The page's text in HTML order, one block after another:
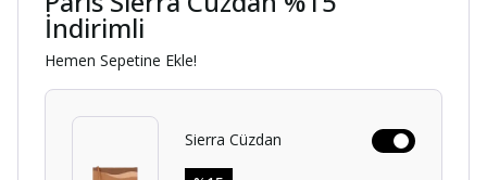
İndirimli
Hemen Sepetine Ekle!
Sierra Cüzdan